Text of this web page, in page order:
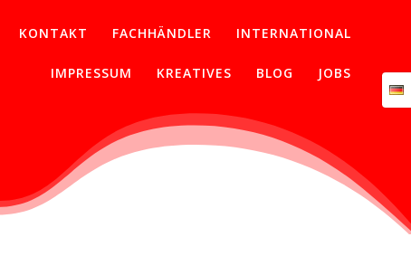
KONTAKT FACHHÄNDLER INTERNATIONAL
IMPRESSUM KREATIVES BLOG JOBS